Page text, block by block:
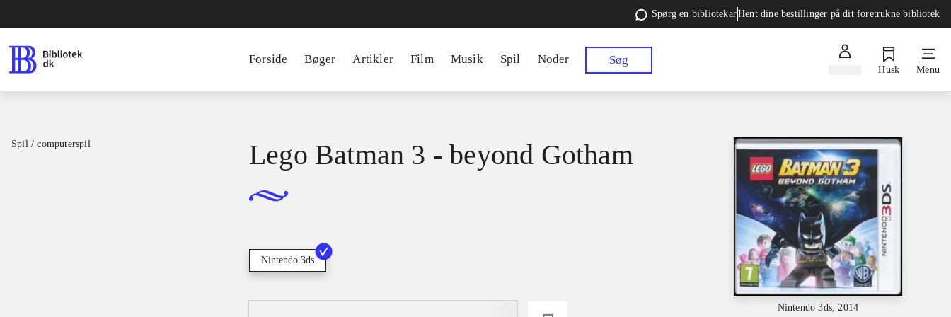
Spørg en bibliotekarHent dine bestillinger på dit foretrukne bibliotek
Forside Bøger Artikler Film Musik Spil Noder Søg
Husk Menu
Spil / computerspil
Nintendo 3ds, 2014
Lego Batman 3 - beyond Gotham
Nintendo 3ds